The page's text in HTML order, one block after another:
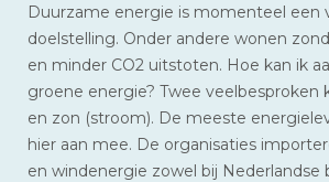
Duurzame energie is momenteel een
doelstelling. Onder andere wonen
en minder CO2 uitstoten. Hoe kan ik
groene energie? Twee veelbesproken
en zon (stroom). De meeste
hier aan mee. De organisaties
en windenergie zowel bij Nederlandse